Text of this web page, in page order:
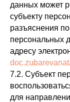
данных может
субъекту
разъяснения
персональных
адресу
7.2. Субъект
для